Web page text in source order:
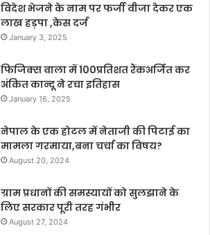
विदेश भेजने के नाम पर फर्जी वीजा देकर एक
लाख हड़पा ,केस दर्ज
January 3, 2025
फिजिक्स वाला में 100प्रतिशत रैंकअर्जित कर
अंकित कान्दू ने रचा इतिहास
January 16, 2025
नेपाल के एक होटल में नेताजी की पिटाई का
मामला गरमाया,बना चर्चा का विषय?
August 20, 2024
ग्राम प्रधानों की समस्यायों को सुलझाने के
लिए सरकार पूरी तरह गंभीर
August 27, 2024